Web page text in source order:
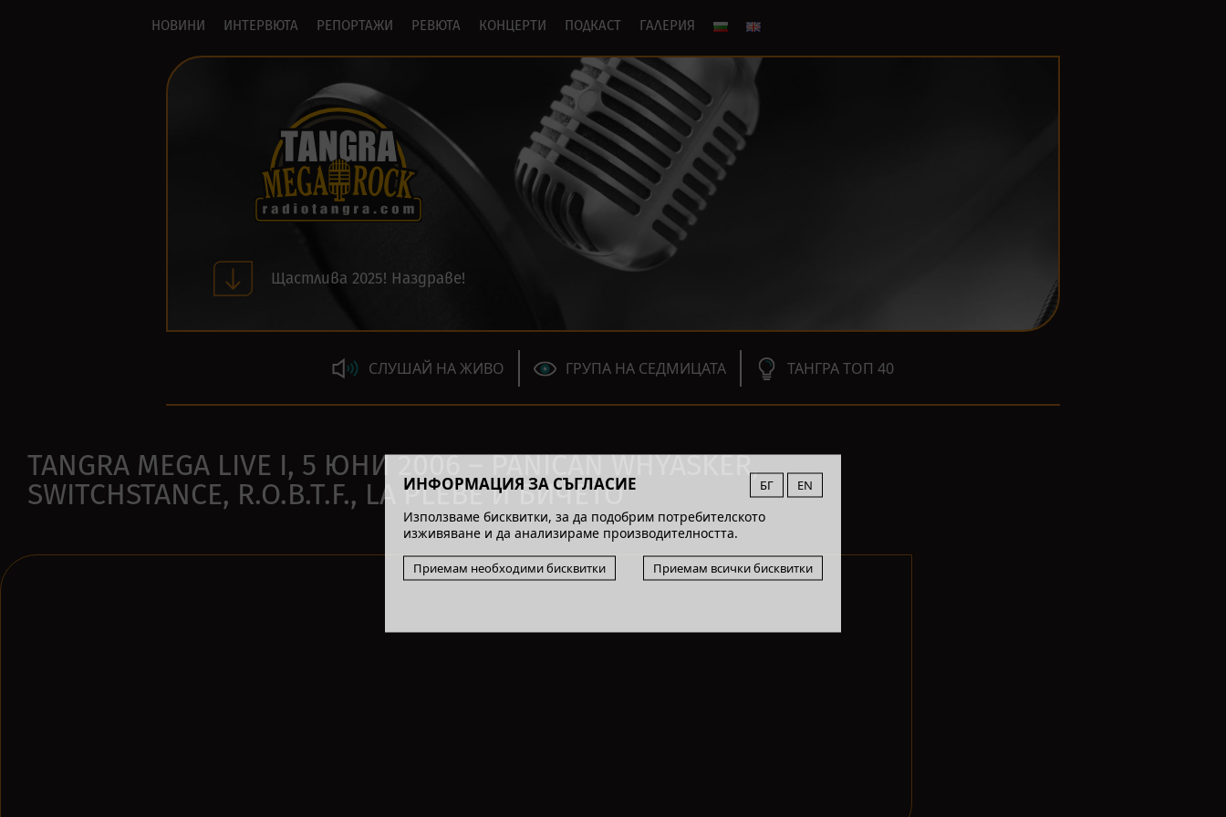
ИНФОРМАЦИЯ ЗА СЪГЛАСИЕ БГ EN
Използваме бисквитки, за да подобрим потребителското
изживяване и да анализираме производителността.
Приемам необходими бисквитки Приемам всички бисквитки
НОВИНИ ИНТЕРВЮТА РЕПОРТАЖИ РЕВЮТА КОНЦЕРТИ ПОДКАСТ ГАЛЕРИЯ
Щастлива 2025! Наздраве!
СЛУШАЙ НА ЖИВО ГРУПА НА СЕДМИЦАТА ТАНГРА ТОП 40
TANGRA MEGA LIVE I, 5 ЮНИ 2006 – PANICAN WHYASKER,
SWITCHSTANCE, R.O.B.T.F., LA PLEBE И БИЧЕТО